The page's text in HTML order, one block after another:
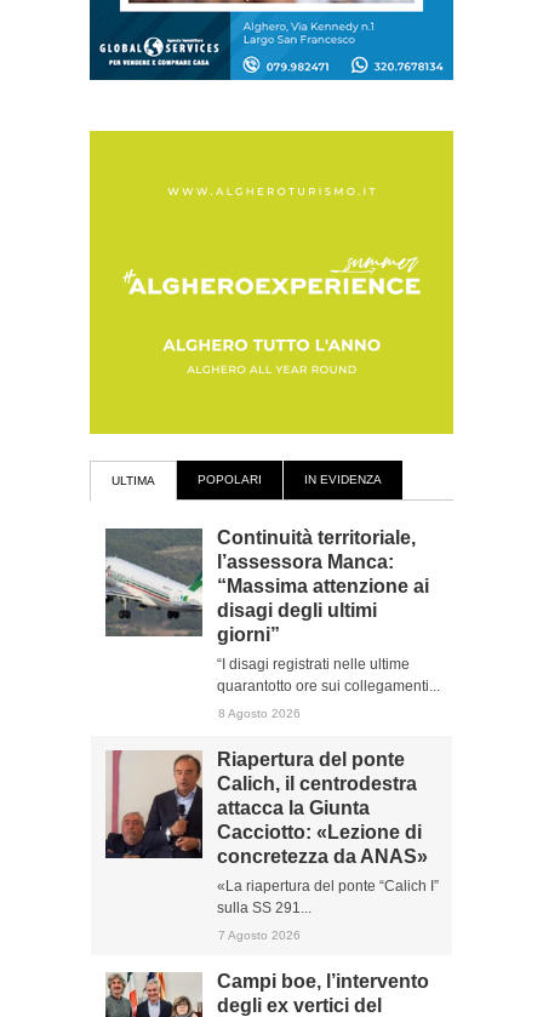
ULTIMA POPOLARI IN EVIDENZA
Continuità territoriale,
l’assessora Manca:
“Massima attenzione ai
disagi degli ultimi
giorni”
“I disagi registrati nelle ultime
quarantotto ore sui collegamenti...
8 Agosto 2026
Riapertura del ponte
Calich, il centrodestra
attacca la Giunta
Cacciotto: «Lezione di
concretezza da ANAS»
«La riapertura del ponte “Calich I”
sulla SS 291...
7 Agosto 2026
Campi boe, l’intervento
degli ex vertici del